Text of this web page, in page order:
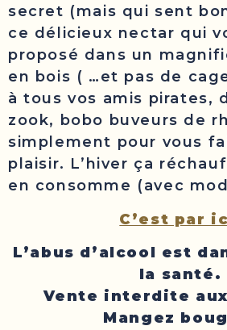
secret (mais qui sent
ce délicieux nectar qui
proposé dans un
en bois ( …et pas de
à tous vos amis pirates,
zook, bobo buveurs de
simplement pour vous
plaisir. L’hiver ça
en consomme (avec
C’est par
L’abus d’alcool est
la santé.
Vente interdite
Mangez